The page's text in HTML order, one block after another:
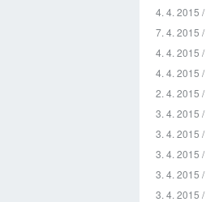
4. 4. 2015 /
7. 4. 2015 /
4. 4. 2015 /
4. 4. 2015 /
2. 4. 2015 /
3. 4. 2015 /
3. 4. 2015 /
3. 4. 2015 /
3. 4. 2015 /
3. 4. 2015 /